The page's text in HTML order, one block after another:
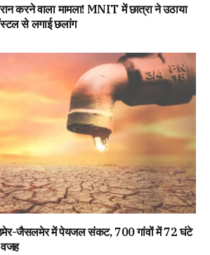
करने वाला मामला! MNIT में छात्रा ने उठाया
से लगाई छलांग
जैसलमेर में पेयजल संकट, 700 गांवों में 72 घंटे